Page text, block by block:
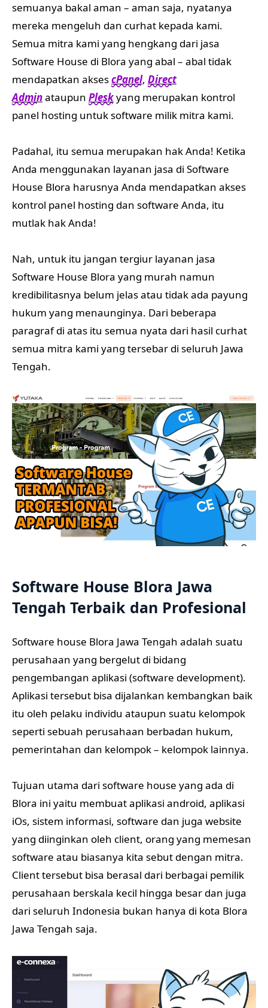
semuanya bakal aman – aman saja, nyatanya
mereka mengeluh dan curhat kepada kami.
Semua mitra kami yang hengkang dari jasa
Software House di Blora yang abal – abal tidak
mendapatkan aksescPanel, Direct
Adminataupun Pleskyang merupakan kontrol
panel hosting untuk software milik mitra kami.
Padahal, itu semua merupakan hak Anda! Ketika
Anda menggunakan layanan jasa di Software
House Blora harusnya Anda mendapatkan akses
kontrol panel hosting dan software Anda, itu
mutlak hak Anda!
Nah, untuk itu jangan tergiur layanan jasa
Software House Blora yang murah namun
kredibilitasnya belum jelas atau tidak ada payung
hukum yang menaunginya. Dari beberapa
paragraf di atas itu semua nyata dari hasil curhat
semua mitra kami yang tersebar di seluruh Jawa
Tengah.
Software House Blora Jawa
Tengah Terbaik dan Profesional
Software house Blora Jawa Tengah adalah suatu
perusahaan yang bergelut di bidang
pengembangan aplikasi (software development).
Aplikasi tersebut bisa dijalankan kembangkan baik
itu oleh pelaku individu ataupun suatu kelompok
seperti sebuah perusahaan berbadan hukum,
pemerintahan dan kelompok – kelompok lainnya.
Tujuan utama dari software house yang ada di
Blora ini yaitu membuat aplikasi android, aplikasi
iOs, sistem informasi, software dan juga website
yang diinginkan oleh client, orang yang memesan
software atau biasanya kita sebut dengan mitra.
Client tersebut bisa berasal dari berbagai pemilik
perusahaan berskala kecil hingga besar dan juga
dari seluruh Indonesia bukan hanya di kota Blora
Jawa Tengah saja.